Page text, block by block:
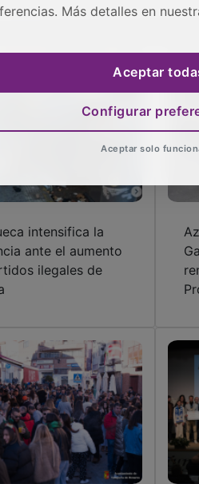
intensifica la
ante el aumento
ilegales de
Más detalles en
Aceptar
Configurar
Aceptar solo